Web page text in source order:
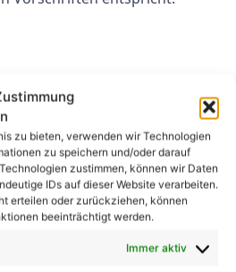
zu bieten, verwenden wir Technologien
zu speichern und/oder darauf
zustimmen, können wir Daten
IDs auf dieser Website verarbeiten.
erteilen oder zurückziehen, können
beeinträchtigt werden.
Immer aktiv
der Sicherheit, Effizienz
und Geräten in
Geräteprüfer spielen in
Rolle, indem sie
durchführen,
und Empfehlungen für die
von Geräten aussprechen.